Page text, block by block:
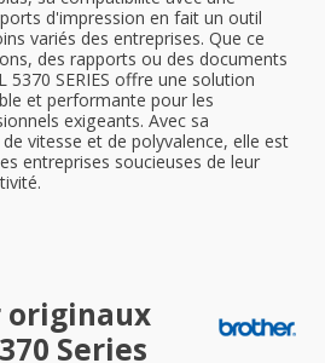
d'impression en fait un outil
variés des entreprises. Que ce
des rapports ou des documents
SERIES offre une solution
et performante pour les
exigeants. Avec sa
vitesse et de polyvalence, elle est
entreprises soucieuses de leur
originaux
Series